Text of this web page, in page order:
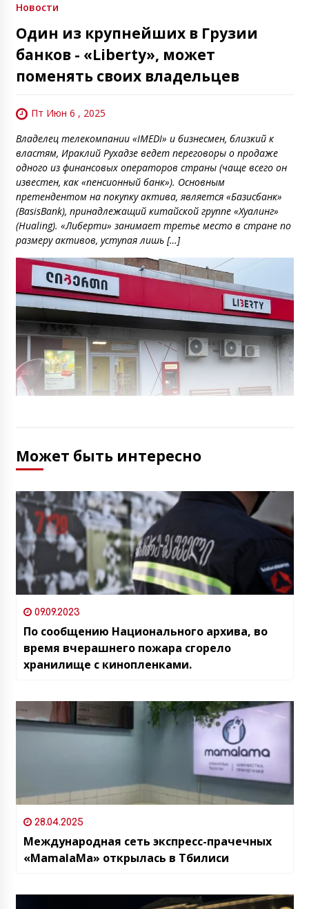
Новости
Один из крупнейших в Грузии
банков - «Liberty», может
поменять своих владельцев
Пт Июн 6 , 2025
Владелец телекомпании «IMEDI» и бизнесмен, близкий к
властям, Ираклий Рухадзе ведет переговоры о продаже
одного из финансовых операторов страны (чаще всего он
известен, как «пенсионный банк»). Основным
претендентом на покупку актива, является «Базисбанк»
(BasisBank), принадлежащий китайской группе «Хуалинг»
(Hualing). «Либерти» занимает третье место в стране по
размеру активов, уступая лишь […]
Может быть интересно
09.09.2023
По сообщению Национального архива, во
время вчерашнего пожара сгорело
хранилище с кинопленками.
28.04.2025
Международная сеть экспресс-прачечных
«MamalaMa» открылась в Тбилиси